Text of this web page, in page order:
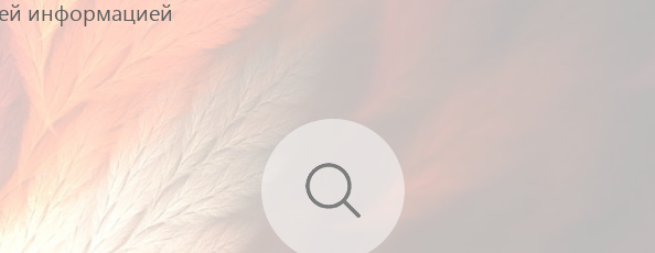
информацией